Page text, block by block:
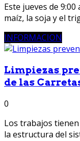
Este jueves de
maíz, la soja y el
INFORMACION
Limpiezas
de las
0
Los trabajos
la estructura del